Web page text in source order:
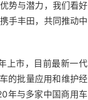
势与潜力，我们看好
手丰田，共同推动中
上市，目前最新一代
的批量应用和维护经
年与多家中国商用车